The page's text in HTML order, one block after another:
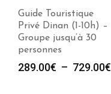
Guide Touristique
Privé Dinan (1-10h) –
Groupe jusqu’à 30
personnes
289.00€ – 729.00€